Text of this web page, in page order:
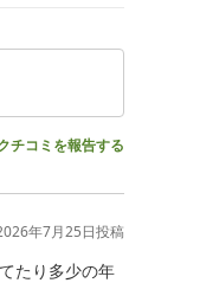
チコミを報告する
年7月25日投稿
たり多少の年